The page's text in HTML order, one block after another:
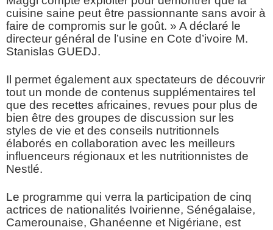
cuisine saine peut être passionnante sans avoir à
faire de compromis sur le goût. » A déclaré le
directeur général de l’usine en Cote d’ivoire M.
Stanislas GUEDJ.
Il permet également aux spectateurs de découvrir
tout un monde de contenus supplémentaires tel
que des recettes africaines, revues pour plus de
bien être des groupes de discussion sur les
styles de vie et des conseils nutritionnels
élaborés en collaboration avec les meilleurs
influenceurs régionaux et les nutritionnistes de
Nestlé.
Le programme qui verra la participation de cinq
actrices de nationalités Ivoirienne, Sénégalaise,
Camerounaise, Ghanéenne et Nigériane, est